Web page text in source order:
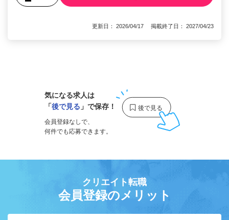
更新日： 2026/04/17 掲載終了日： 2027/04/23
気になる求人は
「後で見る 」で保存！
会員登録なしで、
何件でも応募できます。
クリエイト転職
会員登録のメリット